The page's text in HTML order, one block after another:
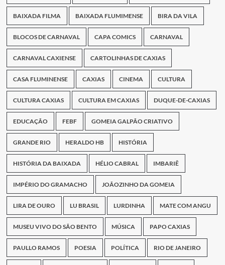
BAIXADA FILMA BAIXADA FLUMIMENSE BIRA DA VILA
BLOCOS DE CARNAVAL CAPA COMICS CARNAVAL
CARNAVAL CAXIENSE CARTOLINHAS DE CAXIAS
CASA FLUMINENSE CAXIAS CINEMA CULTURA
CULTURA CAXIAS CULTURA EM CAXIAS DUQUE-DE-CAXIAS
EDUCAÇÃO FEBF GOMEIA GALPÃO CRIATIVO
GRANDE RIO HERALDO HB HISTÓRIA
HISTÓRIA DA BAIXADA HÉLIO CABRAL IMBARIÊ
IMPÉRIO DO GRAMACHO JOÃOZINHO DA GOMEIA
LIRA DE OURO LU BRASIL LURDINHA MATE COM ANGU
MUSEU VIVO DO SÃO BENTO MÚSICA PAPO CAXIAS
PAULLO RAMOS POESIA POLÍTICA RIO DE JANEIRO